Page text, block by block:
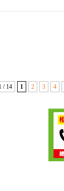
/ 14 1 2 3 4